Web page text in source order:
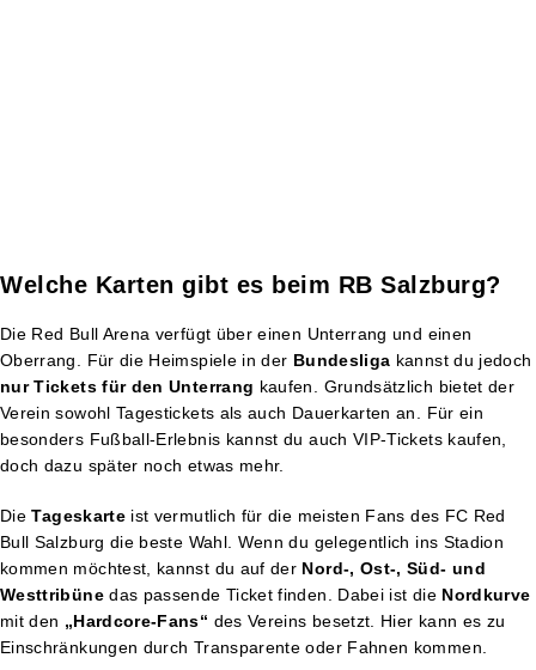
Welche Karten gibt es beim RB Salzburg?
Die Red Bull Arena verfügt über einen Unterrang und einen
Oberrang. Für die Heimspiele in der Bundesliga kannst du jedoch
nur Tickets für den Unterrang kaufen. Grundsätzlich bietet der
Verein sowohl Tagestickets als auch Dauerkarten an. Für ein
besonders Fußball-Erlebnis kannst du auch VIP-Tickets kaufen,
doch dazu später noch etwas mehr.
DieTageskarte ist vermutlich für die meisten Fans des FC Red
Bull Salzburg die beste Wahl. Wenn du gelegentlich ins Stadion
kommen möchtest, kannst du auf der Nord-, Ost-, Süd- und
Westtribünedas passende Ticket finden. Dabei ist die Nordkurve
mit den „Hardcore-Fans“ des Vereins besetzt. Hier kann es zu
Einschränkungen durch Transparente oder Fahnen kommen.